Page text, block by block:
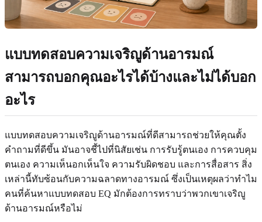
แบบทดสอบความเจริญูด้านอารมณ์
สามารถบอกคุณอะไรได้บ้างและไม่ได้บอก
อะไร
แบบทดสอบความเจริญูด้านอารมณ์ที่ดีสามารถช่วยให้คุณตั้ง
คำถามที่ดีขึ้น มันอาจชี้ไปที่นิสัยเช่น การรับรู้ตนเอง การควบคุม
ตนเอง ความเห็นอกเห็นใจ ความรับผิดชอบ และการสื่อสาร สิ่ง
เหล่านี้ทับซ้อนกับความฉลาดทางอารมณ์ ซึ่งเป็นเหตุผลว่าทำไม
คนที่ค้นหาแบบทดสอบ EQ มักต้องการทราบว่าพวกเขาเจริญู
ด้านอารมณ์หรือไม่